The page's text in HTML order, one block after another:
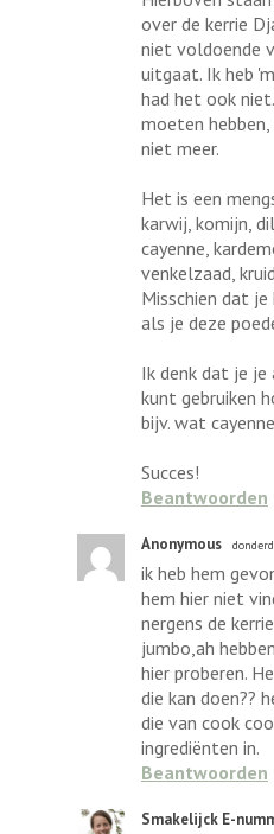
over de kerrie
niet voldoende
uitgaat. Ik heb
had het ook
moeten
niet meer.
Het is een
karwij, komijn,
cayenne,
venkelzaad,
Misschien dat
als je deze
Ik denk dat je je
kunt gebruiken
bijv. wat
Succes!
Beantwoorden
Anonymous
ik heb hem
hem hier niet
nergens de
jumbo,ah
hier proberen.
die kan doen??
die van cook
ingrediënten in.
Beantwoorden
Smakelijck E-